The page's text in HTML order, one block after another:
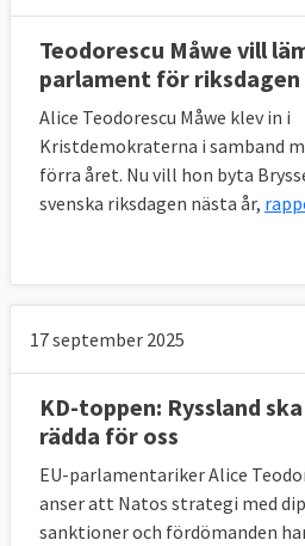
Teodorescu Måwe vill
parlament för riksdagen
Alice Teodorescu Måwe klev in i
Kristdemokraterna i samband
förra året. Nu vill hon byta
svenska riksdagen nästa år,
17 september 2025
KD-toppen: Ryssland
rädda för oss
EU-parlamentariker Alice
anser att Natos strategi med
sanktioner och fördömanden